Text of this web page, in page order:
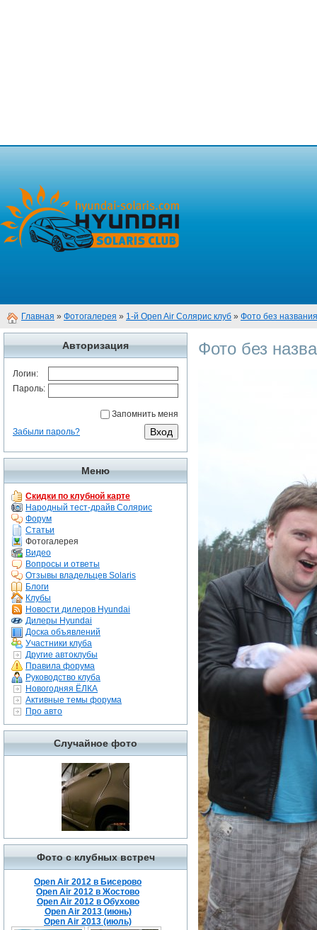
Главная » Фотогалерея » 1-й Open Air Солярис клуб » Фото без названия
Авторизация
Логин:
Пароль:
Запомнить меня
Забыли пароль?
Меню
Скидки по клубной карте
Народный тест-драйв Солярис
Форум
Статьи
Фотогалерея
Видео
Вопросы и ответы
Отзывы владельцев Solaris
Блоги
Клубы
Новости дилеров Hyundai
Дилеры Hyundai
Доска объявлений
Участники клуба
Другие автоклубы
Правила форума
Руководство клуба
Новогодняя ЁЛКА
Активные темы форума
Про авто
Случайное фото
Фото с клубных встреч
Open Air 2012 в Бисерово
Open Air 2012 в Жостово
Open Air 2012 в Обухово
Open Air 2013 (июнь)
Open Air 2013 (июль)
Фото без